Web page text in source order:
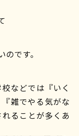
です。
などでは『いく
雑でやる気がな
ることが多くあ